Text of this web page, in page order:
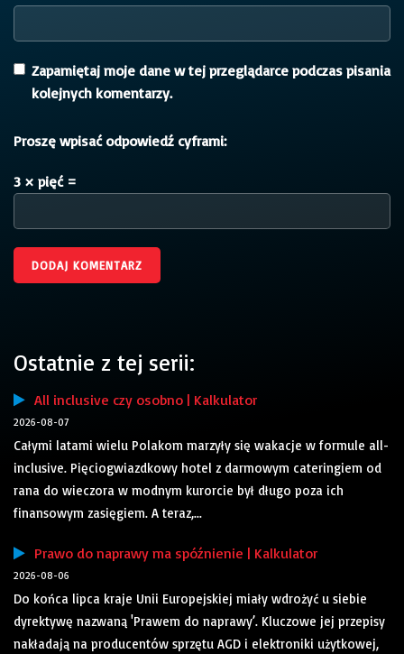
Zapamiętaj moje dane w tej przeglądarce podczas pisania
kolejnych komentarzy.
Proszę wpisać odpowiedź cyframi:
3 × pięć =
Ostatnie z tej serii:
All inclusive czy osobno | Kalkulator
2026-08-07
Całymi latami wielu Polakom marzyły się wakacje w formule all-
inclusive. Pięciogwiazdkowy hotel z darmowym cateringiem od
rana do wieczora w modnym kurorcie był długo poza ich
finansowym zasięgiem. A teraz,...
Prawo do naprawy ma spóźnienie | Kalkulator
2026-08-06
Do końca lipca kraje Unii Europejskiej miały wdrożyć u siebie
dyrektywę nazwaną 'Prawem do naprawy’. Kluczowe jej przepisy
nakładają na producentów sprzętu AGD i elektroniki użytkowej,